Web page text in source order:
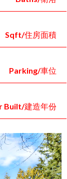
Sqft/住房面積
Parking/車位
Built/建造年份